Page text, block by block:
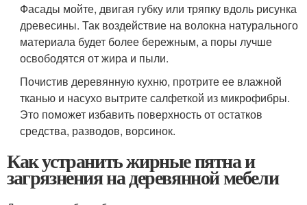
Фасады мойте, двигая губку или тряпку вдоль рисунка
древесины. Так воздействие на волокна натурального
материала будет более бережным, а поры лучше
освободятся от жира и пыли.
Почистив деревянную кухню, протрите ее влажной
тканью и насухо вытрите салфеткой из микрофибры.
Это поможет избавить поверхность от остатков
средства, разводов, ворсинок.
Как устранить жирные пятна и
загрязнения на деревянной мебели